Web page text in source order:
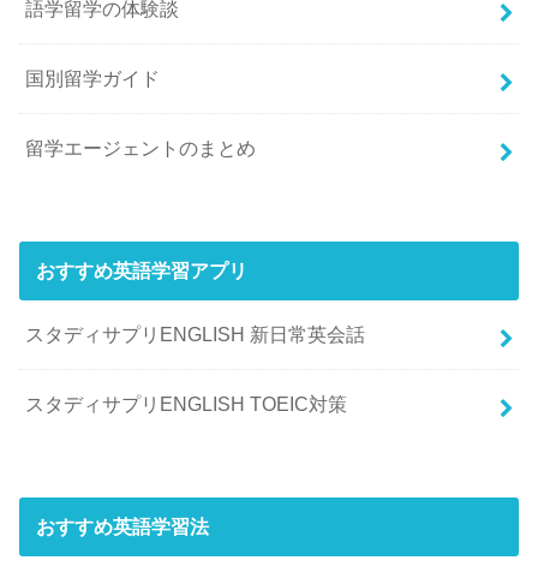
語学留学の体験談
国別留学ガイド
留学エージェントのまとめ
おすすめ英語学習アプリ
スタディサプリENGLISH 新日常英会話
スタディサプリENGLISH TOEIC対策
おすすめ英語学習法